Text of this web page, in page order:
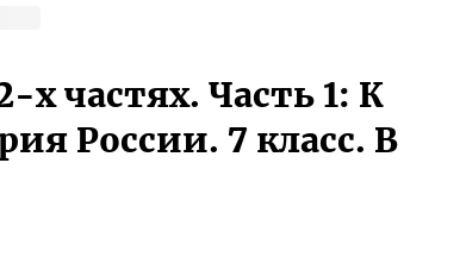
х частях. Часть 1: К
России. 7 класс. В